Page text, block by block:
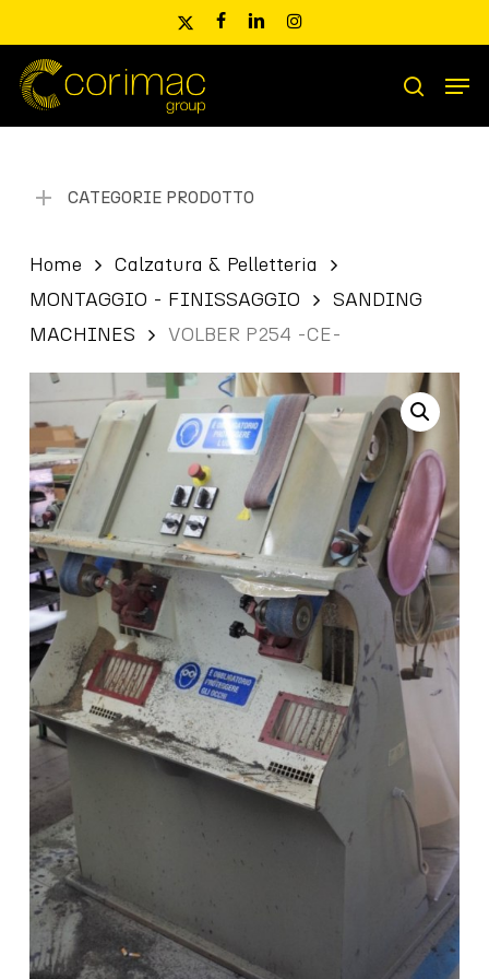
main
content
x-
facebooklinkedininstagram
Ricerca
prodotti
search
CATEGORIE PRODOTTO
Home
Calzatura & Pelletteria
MONTAGGIO - FINISSAGGIO
SANDING
MACHINES
VOLBER P254 -CE-